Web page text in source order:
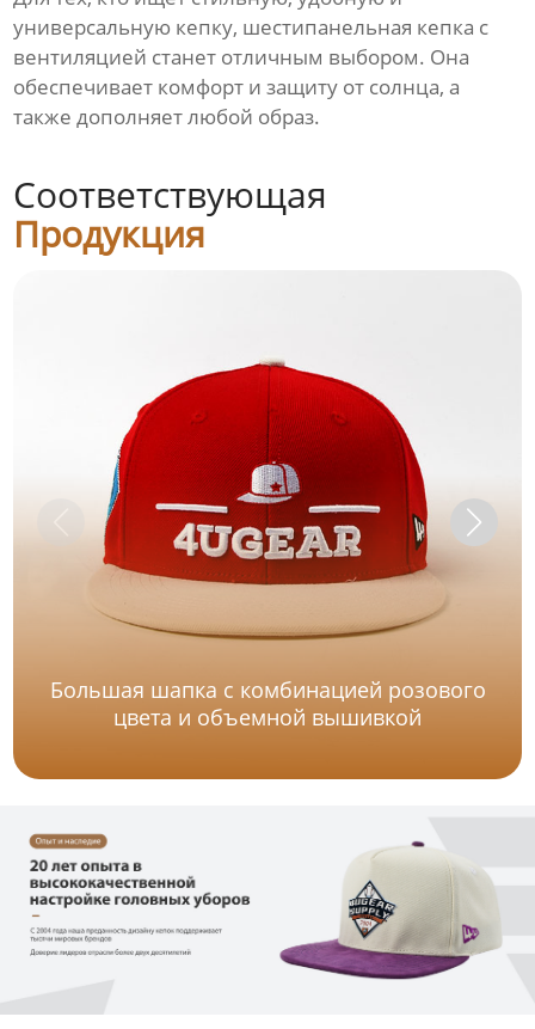
универсальную кепку, шестипанельная кепка с
вентиляцией станет отличным выбором. Она
обеспечивает комфорт и защиту от солнца, а
также дополняет любой образ.
Соответствующая
Продукция
Большая шапка с комбинацией розового
цвета и объемной вышивкой